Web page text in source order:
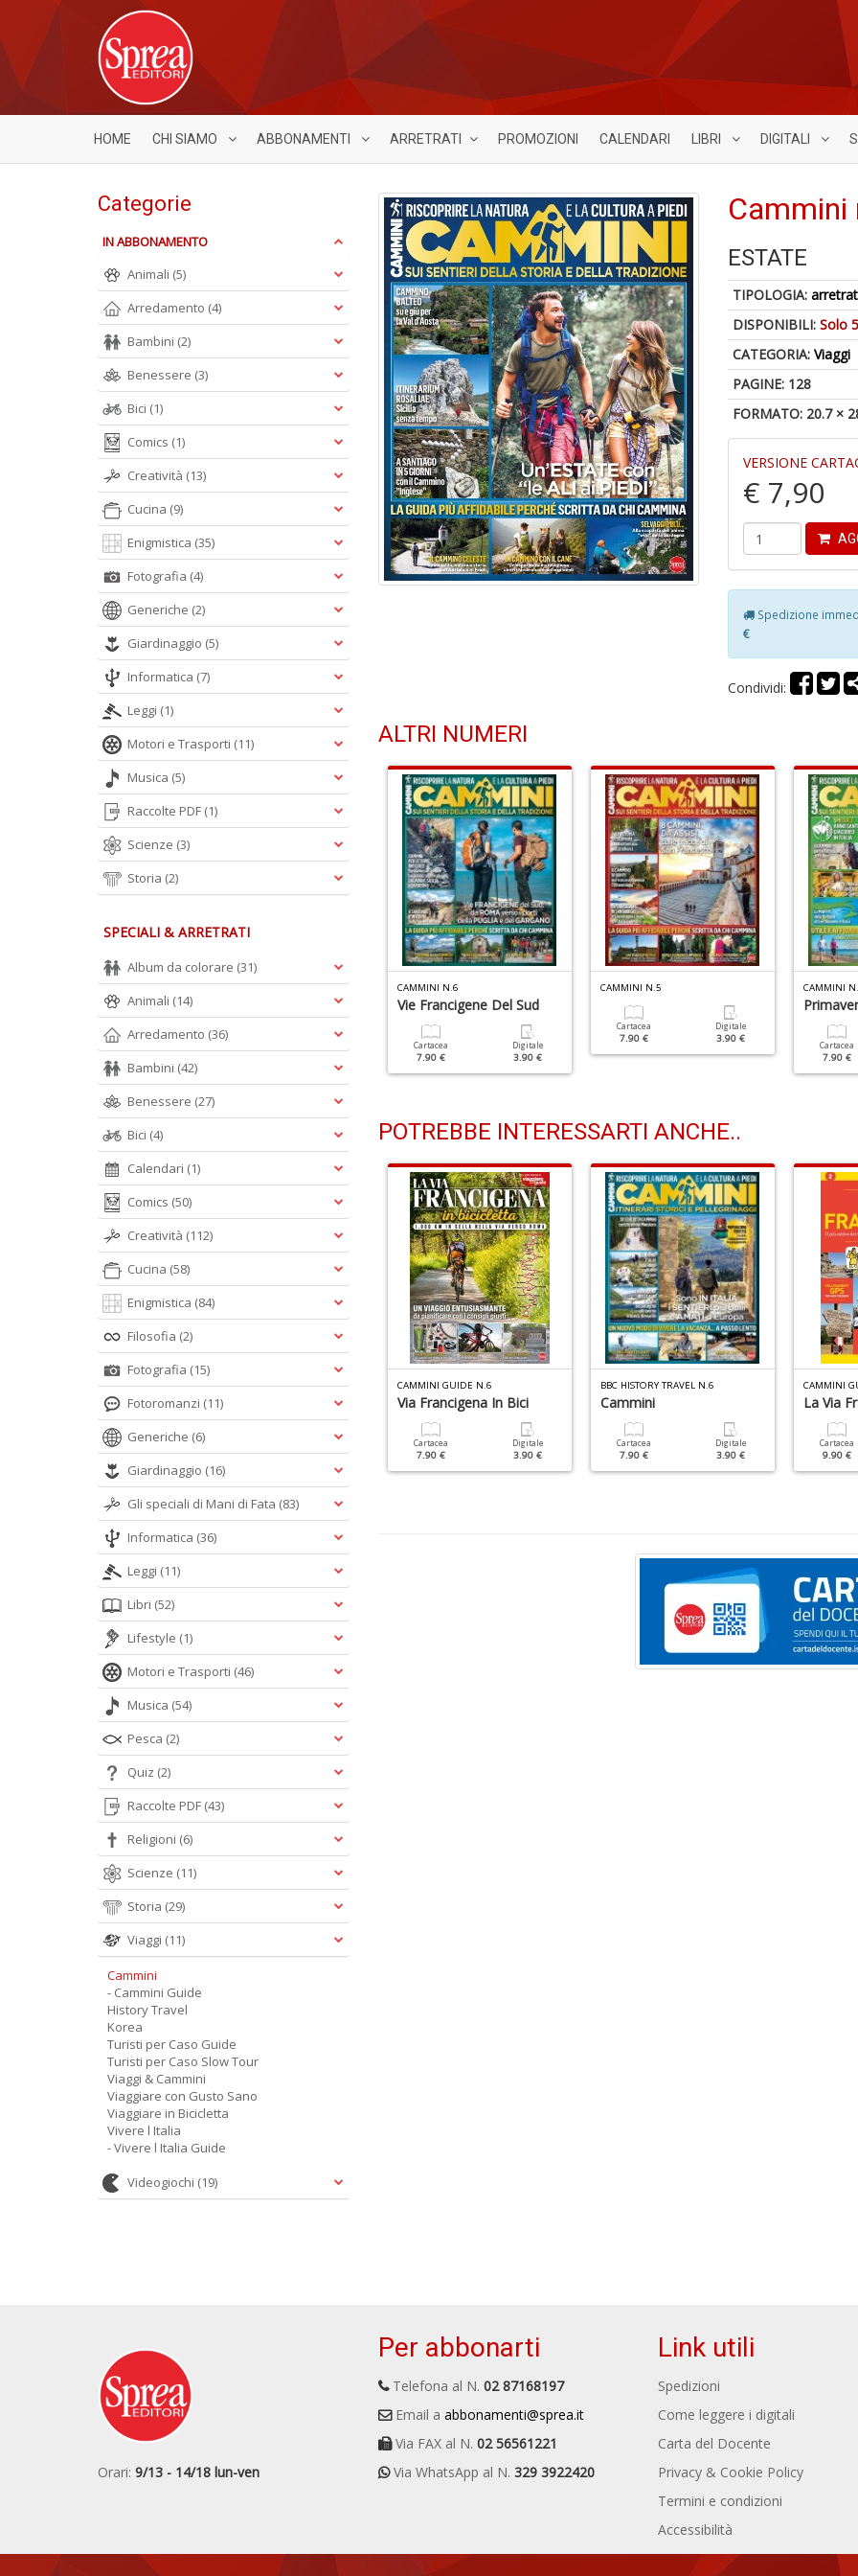
HOME CHI SIAMO ABBONAMENTI ARRETRATI PROMOZIONI CALENDARI LIBRI DIGITALI
Cammini
ESTATE
TIPOLOGIA:
DISPONIBILI:Solo
CATEGORIA:Viaggi
PAGINE: 128
FORMATO: 20.7 ×
VERSIONE
€ 7,90
Spedizione
€
Condividi:
ALTRI NUMERI
Digitale
3.90 €
CAMMINI N.1 CAMMINI N.6
Vie Francigene Del Sud
Cartacea
7.90 €
Digitale
3.90 €
CAMMINI N.5
Cartacea
7.90 €
Digitale
3.90 €
CAMMINI
Cartacea
7.90 €
POTREBBE INTERESSARTI ANCHE..
Digitale
4.90 €
CAMMINI GUIDE N.5
Via Francigena
9.90 €
Digitale
4.90 €
CAMMINI GUIDE N.6
Via Francigena In Bici
Cartacea
7.90 €
Digitale
3.90 €
BBC HISTORY TRAVEL N.6
Cammini
Cartacea
7.90 €
Digitale
3.90 €
CAMMINI
La Via
Cartacea
9.90 €
Categorie
IN ABBONAMENTO
Animali (5)
Arredamento (4)
Bambini (2)
Benessere (3)
Bici (1)
Comics (1)
Creatività (13)
Cucina (9)
Enigmistica (35)
Fotografia (4)
Generiche (2)
Giardinaggio (5)
Informatica (7)
Leggi (1)
Motori e Trasporti (11)
Musica (5)
Raccolte PDF (1)
Scienze (3)
Storia (2)
SPECIALI & ARRETRATI
Album da colorare (31)
Animali (14)
Arredamento (36)
Bambini (42)
Benessere (27)
Bici (4)
Calendari (1)
Comics (50)
Creatività (112)
Cucina (58)
Enigmistica (84)
Filosofia (2)
Fotografia (15)
Fotoromanzi (11)
Generiche (6)
Giardinaggio (16)
Gli speciali di Mani di Fata (83)
Informatica (36)
Leggi (11)
Libri (52)
Lifestyle (1)
Motori e Trasporti (46)
Musica (54)
Pesca (2)
Quiz (2)
Raccolte PDF (43)
Religioni (6)
Scienze (11)
Storia (29)
Viaggi (11)
Cammini
- Cammini Guide
History Travel
Korea
Turisti per Caso Guide
Turisti per Caso Slow Tour
Viaggi & Cammini
Viaggiare con Gusto Sano
Viaggiare in Bicicletta
Vivere l Italia
- Vivere l Italia Guide
Videogiochi (19)
Orari: 9/13 - 14/18 lun-ven
Per abbonarti
Telefona al N. 02 87168197
Email a abbonamenti@sprea.it
Via FAX al N. 02 56561221
Via WhatsApp al N. 329 3922420
Link utili
Spedizioni
Come leggere i digitali
Carta del Docente
Privacy & Cookie Policy
Termini e condizioni
Accessibilità